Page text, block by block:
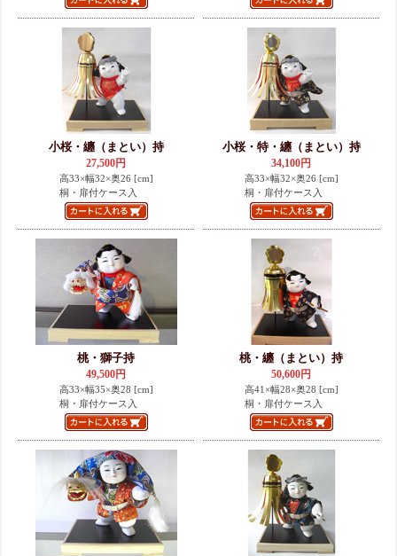
小桜・纏（まとい）持
27,500円
高33×幅32×奥26 [cm]
桐・扉付ケース入
小桜・特・纏（まとい）持
34,100円
高33×幅32×奥26 [cm]
桐・扉付ケース入
桃・獅子持
49,500円
高33×幅35×奥28 [cm]
桐・扉付ケース入
桃・纏（まとい）持
50,600円
高41×幅28×奥28 [cm]
桐・扉付ケース入